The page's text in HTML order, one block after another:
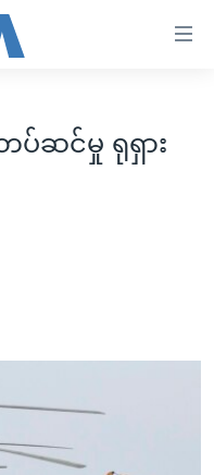
ပ်ဆင်မှု ရုရှား